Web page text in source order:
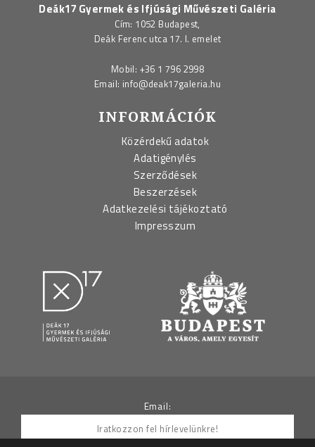
Deák17 Gyermek és Ifjúsági Művészeti Galéria
Cím: 1052 Budapest,
Deák Ferenc utca 17. I. emelet
Mobil: +36 1 796 2998
Email: info@deak17galeria.hu
INFORMÁCIÓK
Közérdekű adatok
Adatigénylés
Szerződések
Beszerzések
Adatkezelési tájékoztató
Impresszum
Email: